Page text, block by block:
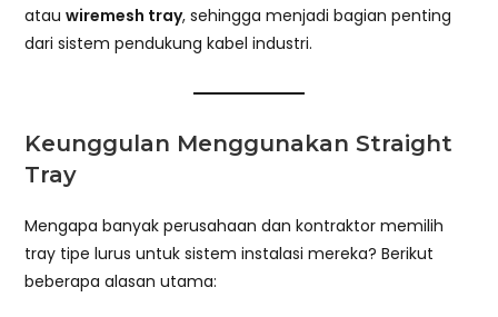
atauwiremesh tray, sehingga menjadi bagian penting
dari sistem pendukung kabel industri.
Keunggulan Menggunakan Straight
Tray
Mengapa banyak perusahaan dan kontraktor memilih
tray tipe lurus untuk sistem instalasi mereka? Berikut
beberapa alasan utama: